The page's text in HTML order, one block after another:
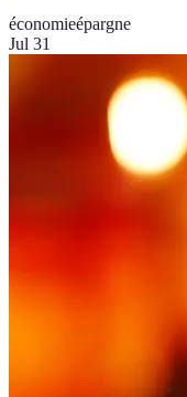
économieépargne
Jul 31